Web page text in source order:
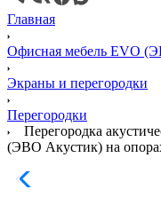
Главная
Офисная мебель EVO
Экраны и перегородки
Перегородки
Перегородка
(ЭВО Акустик) на